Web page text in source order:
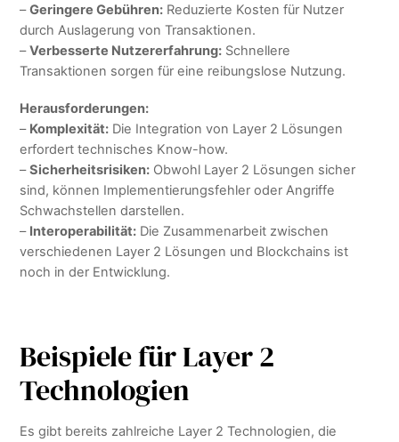
–Geringere Gebühren: Reduzierte Kosten für Nutzer
durch Auslagerung von Transaktionen.
–Verbesserte Nutzererfahrung: Schnellere
Transaktionen sorgen für eine reibungslose Nutzung.
Herausforderungen:
– Komplexität: Die Integration von Layer 2 Lösungen
erfordert technisches Know-how.
–Sicherheitsrisiken: Obwohl Layer 2 Lösungen sicher
sind, können Implementierungsfehler oder Angriffe
Schwachstellen darstellen.
– Interoperabilität: Die Zusammenarbeit zwischen
verschiedenen Layer 2 Lösungen und Blockchains ist
noch in der Entwicklung.
Beispiele für Layer 2
Technologien
Es gibt bereits zahlreiche Layer 2 Technologien, die